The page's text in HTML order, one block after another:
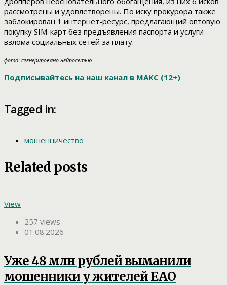
рассмотрены и удовлетворены. По иску прокурора также
заблокирован 1 интернет-ресурс, предлагающий оптовую
покупку SIM-карт без предъявления паспорта и услуги
взлома социальных сетей за плату.
фото: сгенерировано нейросетью
Подписывайтесь на наш канал в МАКС (12+)
Tagged in:
мошенничество
Related posts
View
257 views
01.08.2026
Уже 48 млн рублей выманили
мошенники у жителей ЕАО